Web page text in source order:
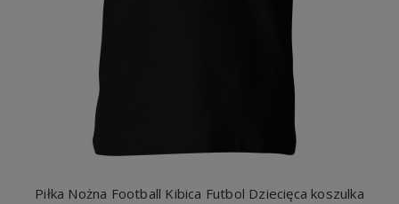
Piłka Nożna Football Kibica Futbol Dziecięca koszulka